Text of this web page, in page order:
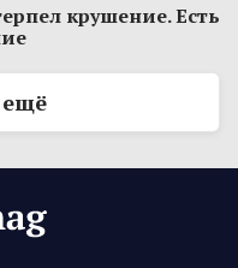
крушение. Есть
ещё